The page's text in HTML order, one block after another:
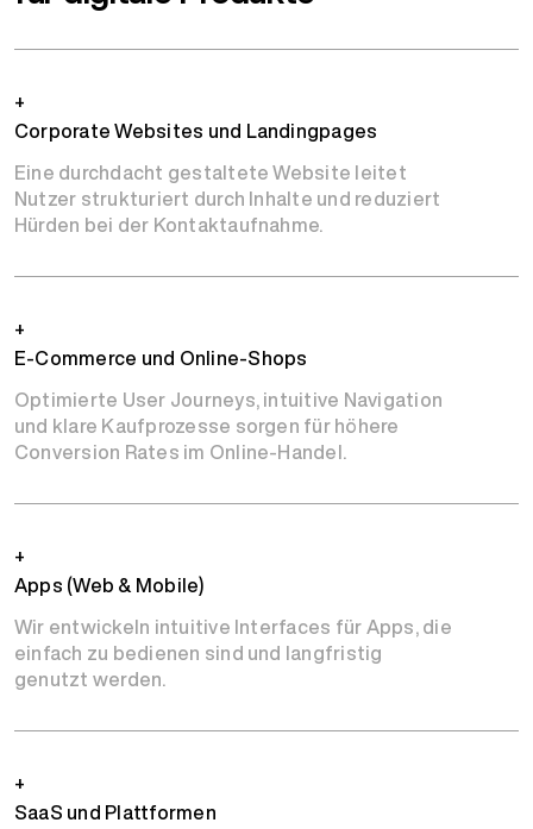
+
Corporate Websites und Landingpages
Eine durchdacht gestaltete Website leitet
Nutzer strukturiert durch Inhalte und reduziert
Hürden bei der Kontaktaufnahme.
+
E-Commerce und Online-Shops
Optimierte User Journeys, intuitive Navigation
und klare Kaufprozesse sorgen für höhere
Conversion Rates im Online-Handel.
+
Apps (Web & Mobile)
Wir entwickeln intuitive Interfaces für Apps, die
einfach zu bedienen sind und langfristig
genutzt werden.
+
SaaS und Plattformen